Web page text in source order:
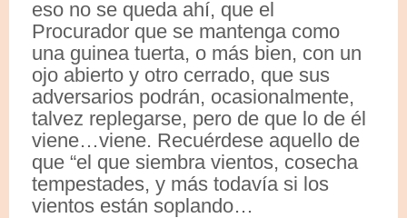
eso no se queda ahí, que el
Procurador que se mantenga como
una guinea tuerta, o más bien, con un
ojo abierto y otro cerrado, que sus
adversarios podrán, ocasionalmente,
talvez replegarse, pero de que lo de él
viene…viene. Recuérdese aquello de
que “el que siembra vientos, cosecha
tempestades, y más todavía si los
vientos están soplando…